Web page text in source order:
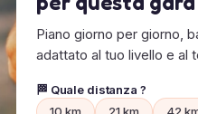
Piano giorno per giorno,
adattato al tuo livello e al
🏁 Quale distanza ?